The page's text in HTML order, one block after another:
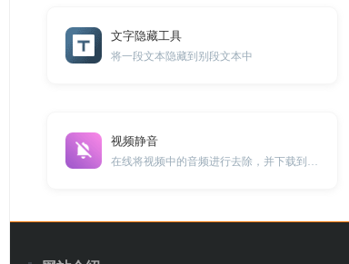
文字隐藏工具
将一段文本隐藏到别段文本中
视频静音